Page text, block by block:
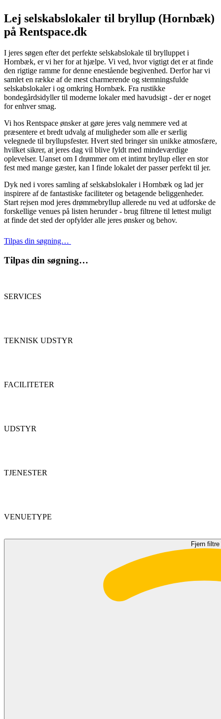
Lej selskabslokaler til bryllup (Hornbæk)
på Rentspace.dk
I jeres søgen efter det perfekte selskabslokale til brylluppet i
Hornbæk, er vi her for at hjælpe. Vi ved, hvor vigtigt det er at finde
den rigtige ramme for denne enestående begivenhed. Derfor har vi
samlet en række af de mest charmerende og stemningsfulde
selskabslokaler i og omkring Hornbæk. Fra rustikke
bondegårdsidyller til moderne lokaler med havudsigt - der er noget
for enhver smag.
Vi hos Rentspace ønsker at gøre jeres valg nemmere ved at
præsentere et bredt udvalg af muligheder som alle er særlig
velegnede til bryllupsfester. Hvert sted bringer sin unikke atmosfære,
hvilket sikrer, at jeres dag vil blive fyldt med mindeværdige
oplevelser. Uanset om I drømmer om et intimt bryllup eller en stor
fest med mange gæster, kan I finde lokalet der passer perfekt til jer.
Dyk ned i vores samling af selskabslokaler i Hornbæk og lad jer
inspirere af de fantastiske faciliteter og betagende beliggenheder.
Start rejsen mod jeres drømmebryllup allerede nu ved at udforske de
forskellige venues på listen herunder - brug filtrene til lettest muligt
at finde det sted der opfylder alle jeres ønsker og behov.
Tilpas din søgning…
Tilpas din søgning…
SERVICES
TEKNISK UDSTYR
FACILITETER
UDSTYR
TJENESTER
VENUETYPE
Fjern filtre